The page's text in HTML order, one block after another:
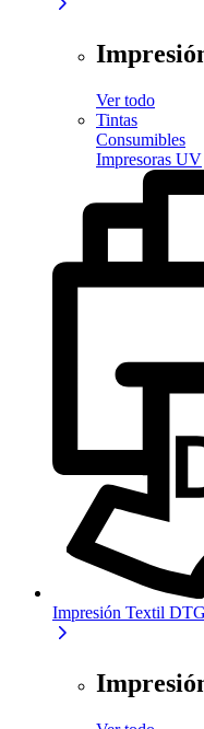
Ver todo
Tintas
Consumibles
Impresoras UV
Impresión Textil DTG